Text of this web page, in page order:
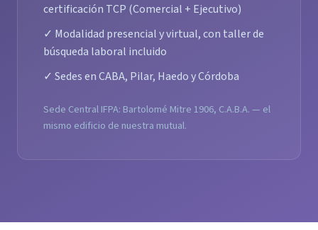
certificación TCP (Comercial + Ejecutivo)
✓ Modalidad presencial y virtual, con taller de
búsqueda laboral incluido
✓ Sedes en CABA, Pilar, Haedo y Córdoba
Sede Central IFPA: Bartolomé Mitre 1906, C.A.B.A. — el
mismo edificio de nuestra mutual.